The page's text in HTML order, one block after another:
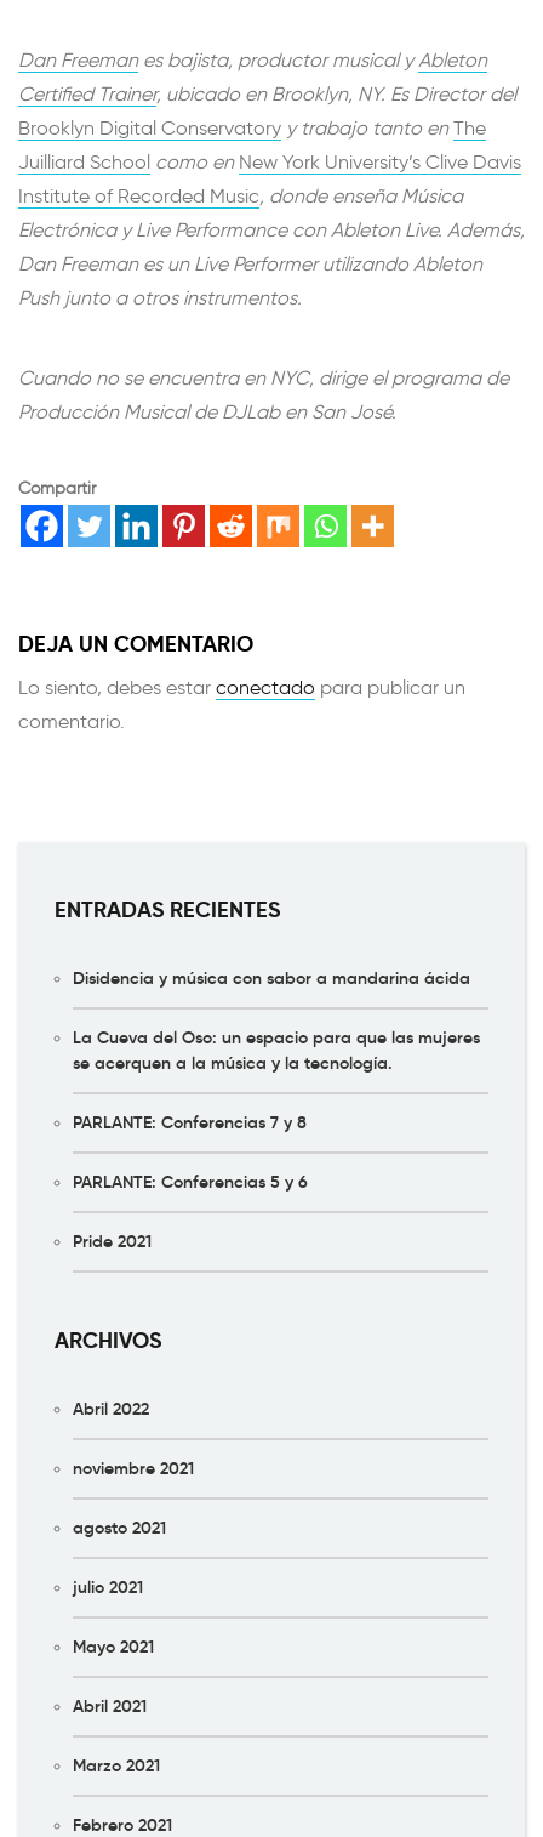
Dan Freemanes bajista, productor musical yAbleton
Certified Trainer, ubicado en Brooklyn, NY. Es Director del
Brooklyn Digital Conservatory y trabajo tanto enThe
Juilliard School como en New York University’s Clive Davis
Institute of Recorded Music, donde enseña Música
Electrónica y Live Performance con Ableton Live. Además,
Dan Freeman es un Live Performer utilizando Ableton
Push junto a otros instrumentos.
Cuando no se encuentra en NYC, dirige el programa de
Producción Musical de DJLab en San José.
Compartir
DEJA UN COMENTARIO
Lo siento, debes estar conectado para publicar un
comentario.
ENTRADAS RECIENTES
Disidencia y música con sabor a mandarina ácida
La Cueva del Oso: un espacio para que las mujeres
se acerquen a la música y la tecnología.
PARLANTE: Conferencias 7 y 8
PARLANTE: Conferencias 5 y 6
Pride 2021
ARCHIVOS
Abril 2022
noviembre 2021
agosto 2021
julio 2021
Mayo 2021
Abril 2021
Marzo 2021
Febrero 2021